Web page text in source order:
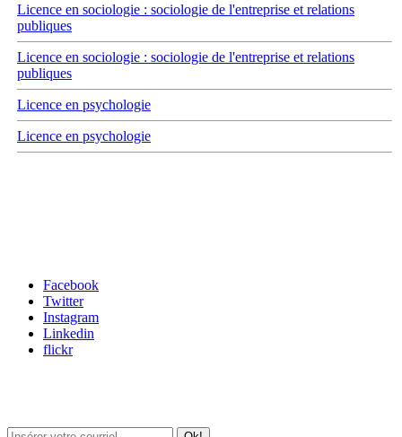
Licence en sociologie : sociologie de l'entreprise et relations
publiques
Licence en sociologie : sociologie de l'entreprise et relations
publiques
Licence en psychologie
Licence en psychologie
Facebook
Twitter
Instagram
Linkedin
flickr